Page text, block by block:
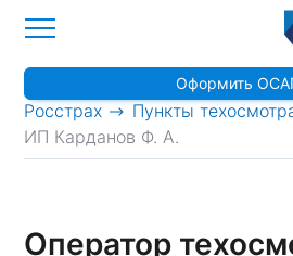
Росстрах > Пункты
ИП Карданов Ф. А.
Оформить
Оператор